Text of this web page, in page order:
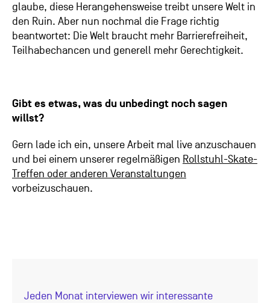
glaube, diese Herangehensweise treibt unsere Welt in
den Ruin. Aber nun nochmal die Frage richtig
beantwortet: Die Welt braucht mehr Barrierefreiheit,
Teilhabechancen und generell mehr Gerechtigkeit.
Gibt es etwas, was du unbedingt noch sagen
willst?
Gern lade ich ein, unsere Arbeit mal live anzuschauen
und bei einem unserer regelmäßigen Rollstuhl-Skate-
Treffen oder anderen Veranstaltungen
vorbeizuschauen.
Jeden Monat interviewen wir interessante